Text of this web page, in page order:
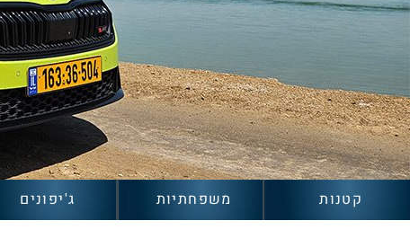
קטנות משפחתיות ג'יפונים